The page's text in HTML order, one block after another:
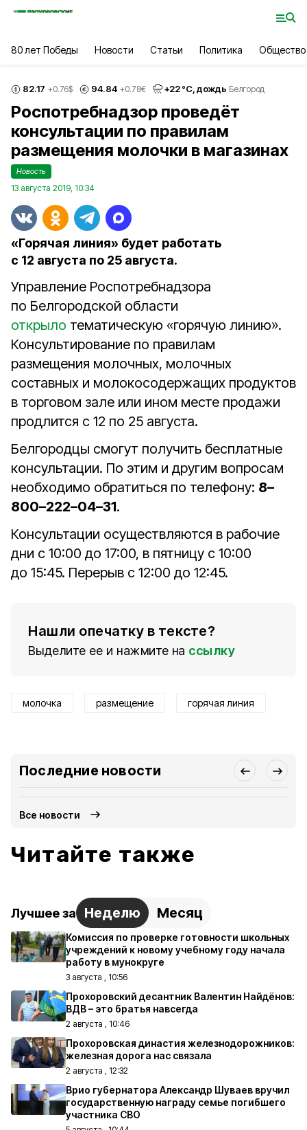
80 лет Победы Новости Статьи Политика Общество
82.17 +0.76$ 94.84 +0.78€ +22°С, дождь Белгород
Роспотребнадзор проведёт
консультации по правилам
размещения молочки в магазинах
Новость
13 августа 2019, 10:34
«Горячая линия» будет работать
с 12 августа по 25 августа.
Управление Роспотребнадзора
по Белгородской области
открыло тематическую «горячую линию».
Консультирование по правилам
размещения молочных, молочных
составных и молокосодержащих продуктов
в торговом зале или ином месте продажи
продлится с 12 по 25 августа.
Белгородцы смогут получить бесплатные
консультации. По этим и другим вопросам
необходимо обратиться по телефону: 8–
800–222–04–31.
Консультации осуществляются в рабочие
дни с 10:00 до 17:00, в пятницу с 10:00
до 15:45. Перерыв с 12:00 до 12:45.
Нашли опечатку в тексте?
Выделите ее и нажмите на ссылку
молочка размещение горячая линия
Последние новости
Все новости
Читайте также
Лучшее за Неделю Месяц
Комиссия по проверке готовности школьных
учреждений к новому учебному году начала
работу в мунокруге
3 августа , 10:56
Прохоровский десантник Валентин Найдёнов:
ВДВ – это братья навсегда
2 августа , 10:46
Прохоровская династия железнодорожников:
железная дорога нас связала
2 августа , 12:32
Врио губернатора Александр Шуваев вручил
государственную награду семье погибшего
участника СВО